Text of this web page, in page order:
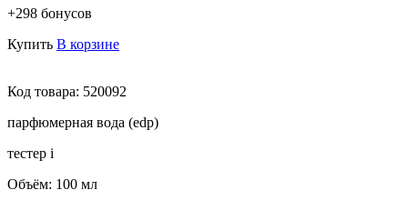
+298 бонусов
Купить В корзине
Код товара: 520092
парфюмерная вода (edp)
тестер i
Объём: 100 мл